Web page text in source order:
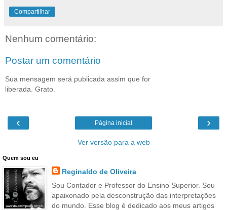
Compartilhar
Nenhum comentário:
Postar um comentário
Sua mensagem será publicada assim que for
liberada. Grato.
‹ ›
Página inicial
Ver versão para a web
Quem sou eu
Reginaldo de Oliveira
Sou Contador e Professor do Ensino Superior. Sou
apaixonado pela desconstrução das interpretações
do mundo. Esse blog é dedicado aos meus artigos